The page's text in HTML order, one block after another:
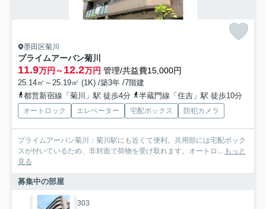
墨田区菊川
プライムアーバン菊川
11.9万円～12.2万円 管理/共益費15,000円
25.14㎡～25.19㎡ (1K) /築3年 /7階建
都営新宿線「菊川」駅 徒歩4分
半蔵門線「住吉」駅 徒歩10分
オートロック エレベーター 宅配ボックス 防犯カメラ
プライムアーバン菊川：菊川駅にも近くて便利。共用部には宅配ボック
スが付いているため、非対面で荷物を受け取れます。オートロ... もっと
見る
募集中の部屋
303